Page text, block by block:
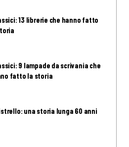
13 librerie che hanno fatto
9 lampade da scrivania che
fatto la storia
una storia lunga 60 anni